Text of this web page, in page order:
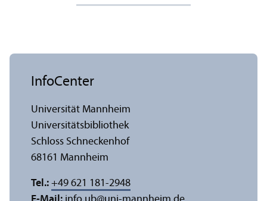
InfoCenter
Universität Mannheim
Universitäts­bibliothek
Schloss Schneckenhof
68161 Mannheim
Tel.: +49 621 181-2948